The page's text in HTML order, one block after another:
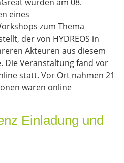
eines
zum Thema
der von HYDREOS in
Akteuren aus diesem
Die Veranstaltung fand vor
statt. Vor Ort nahmen 21
waren online
Einladung und